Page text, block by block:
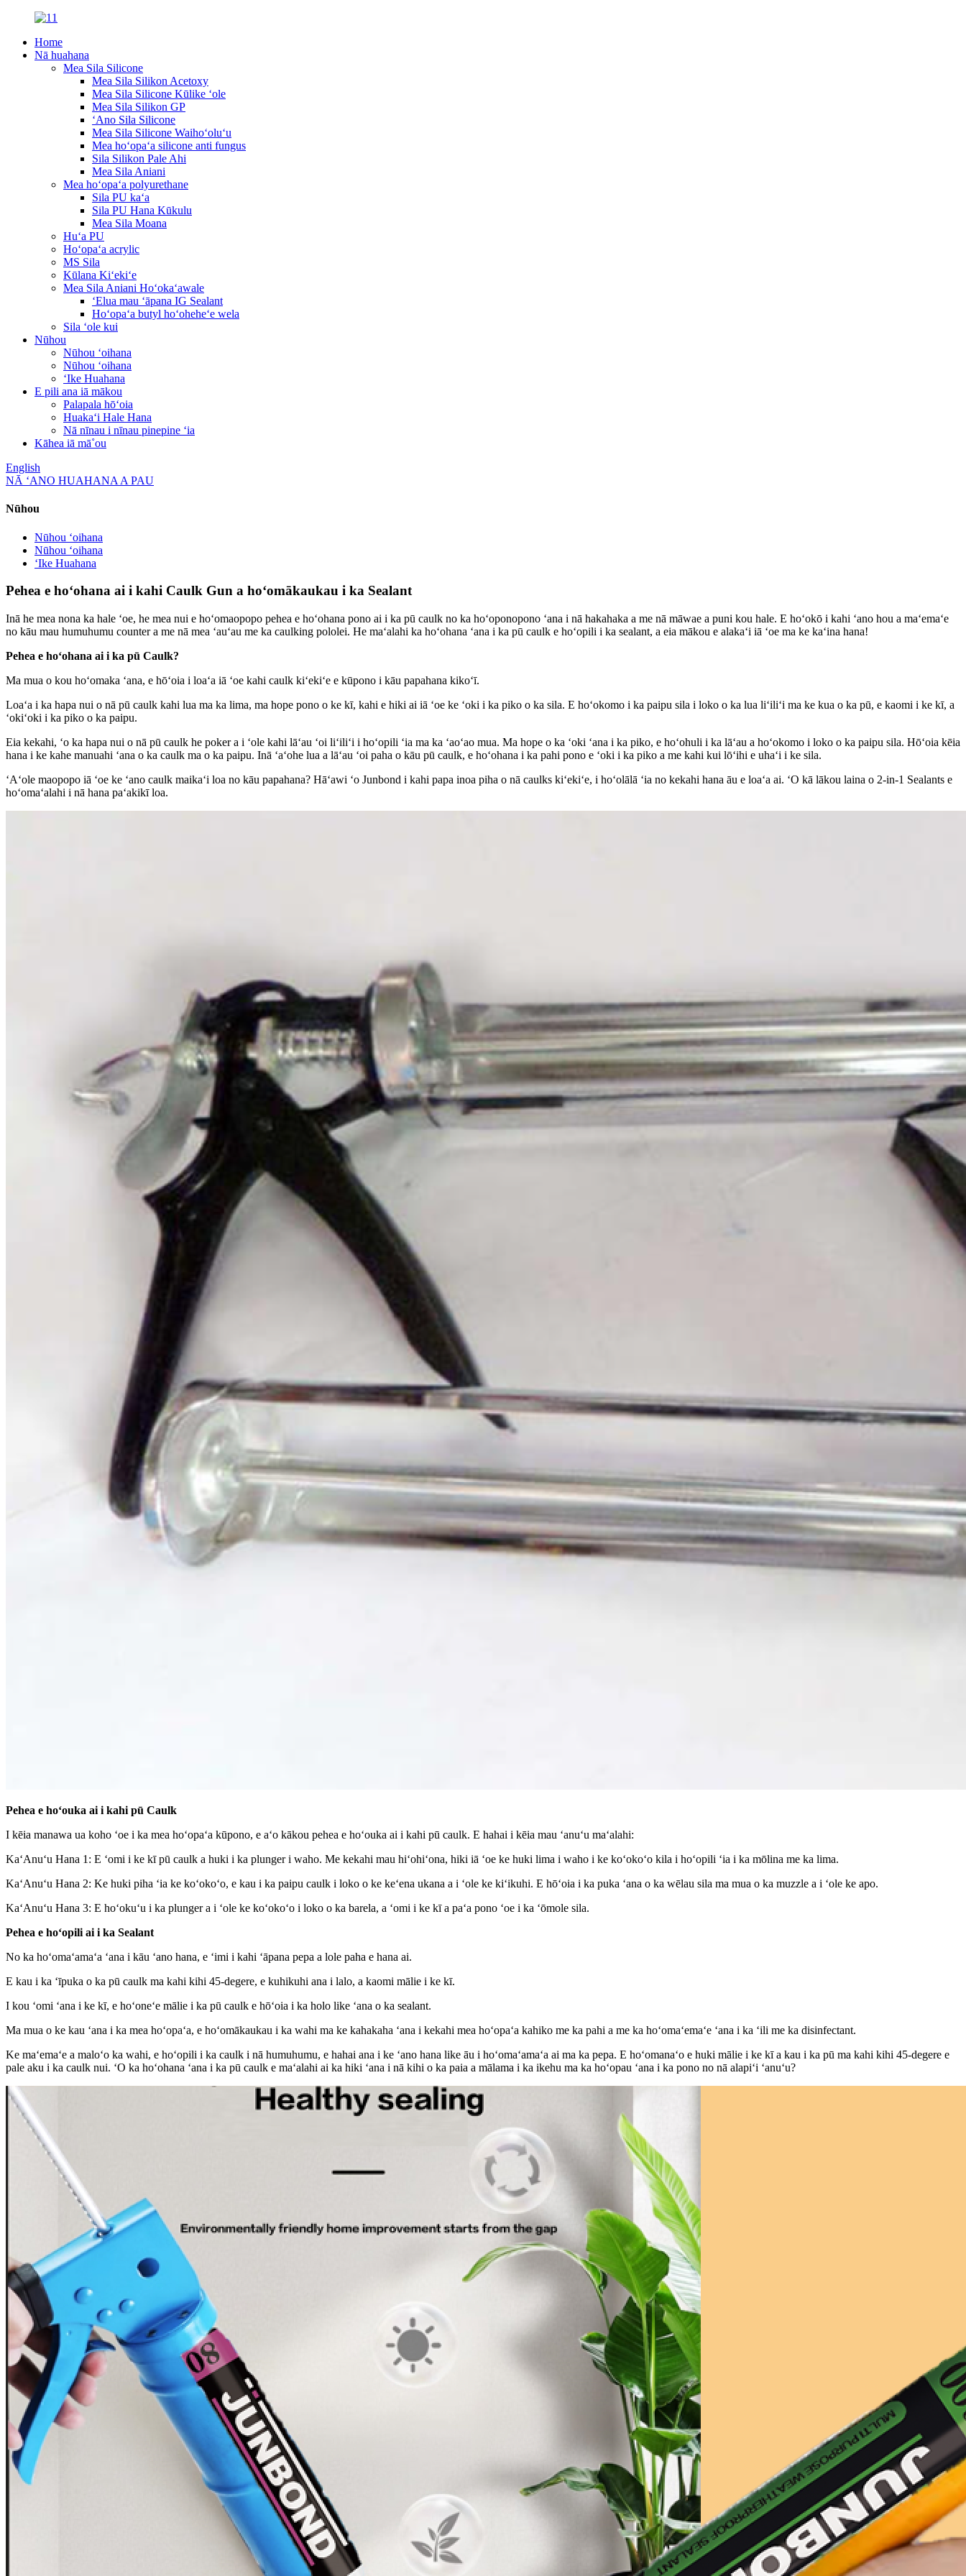
Home
Nā huahana
Mea Sila Silicone
Mea Sila Silikon Acetoxy
Mea Sila Silicone Kūlike ʻole
Mea Sila Silikon GP
ʻAno Sila Silicone
Mea Sila Silicone Waihoʻoluʻu
Mea hoʻopaʻa silicone anti fungus
Sila Silikon Pale Ahi
Mea Sila Aniani
Mea hoʻopaʻa polyurethane
Sila PU kaʻa
Sila PU Hana Kūkulu
Mea Sila Moana
Huʻa PU
Hoʻopaʻa acrylic
MS Sila
Kūlana Kiʻekiʻe
Mea Sila Aniani Hoʻokaʻawale
ʻElua mau ʻāpana IG Sealant
Hoʻopaʻa butyl hoʻoheheʻe wela
Sila ʻole kui
Nūhou
Nūhou ʻoihana
Nūhou ʻoihana
ʻIke Huahana
E pili ana iā mākou
Palapala hōʻoia
Huakaʻi Hale Hana
Nā nīnau i nīnau pinepine ʻia
Kāhea iā mā˚ou
English
NĀ ʻANO HUAHANA A PAU
Nūhou
Nūhou ʻoihana
Nūhou ʻoihana
ʻIke Huahana
Pehea e hoʻohana ai i kahi Caulk Gun a hoʻomākaukau i ka Sealant
Inā he mea nona ka hale ʻoe, he mea nui e hoʻomaopopo pehea e hoʻohana pono ai i ka pū caulk no ka hoʻoponopono ʻana i nā hakahaka a me nā māwae a puni kou hale. E hoʻokō i kahi ʻano hou a maʻemaʻe
no kāu mau humuhumu counter a me nā mea ʻauʻau me ka caulking pololei. He maʻalahi ka hoʻohana ʻana i ka pū caulk e hoʻopili i ka sealant, a eia mākou e alakaʻi iā ʻoe ma ke kaʻina hana!
Pehea e hoʻohana ai i ka pū Caulk?
Ma mua o kou hoʻomaka ʻana, e hōʻoia i loaʻa iā ʻoe kahi caulk kiʻekiʻe e kūpono i kāu papahana kikoʻī.
Loaʻa i ka hapa nui o nā pū caulk kahi lua ma ka lima, ma hope pono o ke kī, kahi e hiki ai iā ʻoe ke ʻoki i ka piko o ka sila. E hoʻokomo i ka paipu sila i loko o ka lua liʻiliʻi ma ke kua o ka pū, e kaomi i ke kī, a
ʻokiʻoki i ka piko o ka paipu.
Eia kekahi, ʻo ka hapa nui o nā pū caulk he poker a i ʻole kahi lāʻau ʻoi liʻiliʻi i hoʻopili ʻia ma ka ʻaoʻao mua. Ma hope o ka ʻoki ʻana i ka piko, e hoʻohuli i ka lāʻau a hoʻokomo i loko o ka paipu sila. Hōʻoia kēia
hana i ke kahe manuahi ʻana o ka caulk ma o ka paipu. Inā ʻaʻohe lua a lāʻau ʻoi paha o kāu pū caulk, e hoʻohana i ka pahi pono e ʻoki i ka piko a me kahi kui lōʻihi e uhaʻi i ke sila.
ʻAʻole maopopo iā ʻoe ke ʻano caulk maikaʻi loa no kāu papahana? Hāʻawi ʻo Junbond i kahi papa inoa piha o nā caulks kiʻekiʻe, i hoʻolālā ʻia no kekahi hana āu e loaʻa ai. ʻO kā lākou laina o 2-in-1 Sealants e
hoʻomaʻalahi i nā hana paʻakikī loa.
Pehea e hoʻouka ai i kahi pū Caulk
I kēia manawa ua koho ʻoe i ka mea hoʻopaʻa kūpono, e aʻo kākou pehea e hoʻouka ai i kahi pū caulk. E hahai i kēia mau ʻanuʻu maʻalahi:
KaʻAnuʻu Hana 1: E ʻomi i ke kī pū caulk a huki i ka plunger i waho. Me kekahi mau hiʻohiʻona, hiki iā ʻoe ke huki lima i waho i ke koʻokoʻo kila i hoʻopili ʻia i ka mōlina me ka lima.
KaʻAnuʻu Hana 2: Ke huki piha ʻia ke koʻokoʻo, e kau i ka paipu caulk i loko o ke keʻena ukana a i ʻole ke kiʻikuhi. E hōʻoia i ka puka ʻana o ka wēlau sila ma mua o ka muzzle a i ʻole ke apo.
KaʻAnuʻu Hana 3: E hoʻokuʻu i ka plunger a i ʻole ke koʻokoʻo i loko o ka barela, a ʻomi i ke kī a paʻa pono ʻoe i ka ʻōmole sila.
Pehea e hoʻopili ai i ka Sealant
No ka hoʻomaʻamaʻa ʻana i kāu ʻano hana, e ʻimi i kahi ʻāpana pepa a lole paha e hana ai.
E kau i ka ʻīpuka o ka pū caulk ma kahi kihi 45-degere, e kuhikuhi ana i lalo, a kaomi mālie i ke kī.
I kou ʻomi ʻana i ke kī, e hoʻoneʻe mālie i ka pū caulk e hōʻoia i ka holo like ʻana o ka sealant.
Ma mua o ke kau ʻana i ka mea hoʻopaʻa, e hoʻomākaukau i ka wahi ma ke kahakaha ʻana i kekahi mea hoʻopaʻa kahiko me ka pahi a me ka hoʻomaʻemaʻe ʻana i ka ʻili me ka disinfectant.
Ke maʻemaʻe a maloʻo ka wahi, e hoʻopili i ka caulk i nā humuhumu, e hahai ana i ke ʻano hana like āu i hoʻomaʻamaʻa ai ma ka pepa. E hoʻomanaʻo e huki mālie i ke kī a kau i ka pū ma kahi kihi 45-degere e
pale aku i ka caulk nui. ʻO ka hoʻohana ʻana i ka pū caulk e maʻalahi ai ka hiki ʻana i nā kihi o ka paia a mālama i ka ikehu ma ka hoʻopau ʻana i ka pono no nā alapiʻi ʻanuʻu?